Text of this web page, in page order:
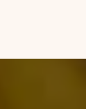
cookies